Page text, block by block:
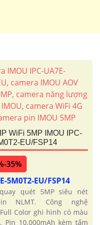
WiFi 5MP IMOU IPC-
EU/FSP14
35%
5M0T2-EU/FSP14
quét 5MP siêu nét
NLMT. Công nghệ
Full Color ghi hình có màu
Pin 10.000mAh kèm tấm